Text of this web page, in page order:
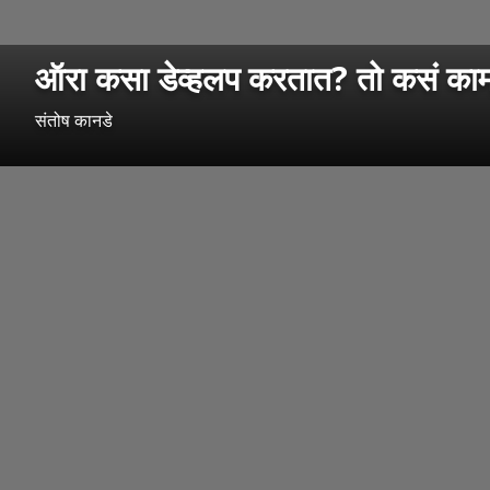
ऑरा कसा डेव्हलप करतात? तो कसं
संतोष कानडे